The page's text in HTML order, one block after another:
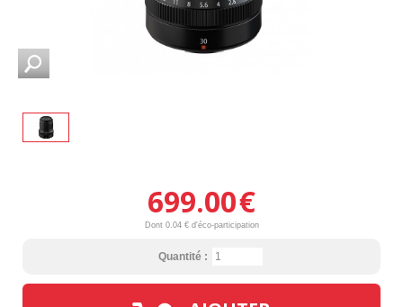
699.00€
Dont 0.04 € d'éco-participation
Quantité :